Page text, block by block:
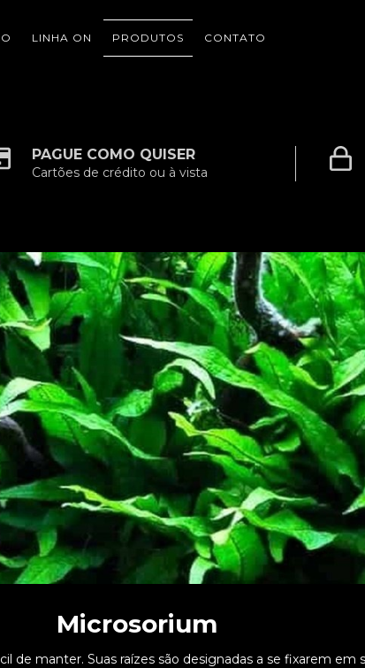
LINHA ON PRODUTOS CONTATO
PAGUE COMO QUISER
Cartões de crédito ou à vista
Microsorium
de manter. Suas raízes são designadas a se fixarem em